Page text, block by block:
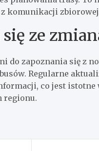
z komunikacji
ze
do zapoznania się z
Regularne
co jest
regionu.